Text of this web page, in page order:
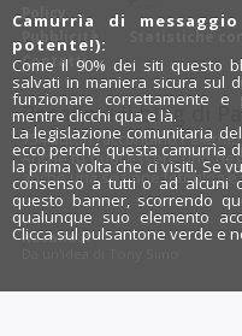
Policy
Pubblicità
Contatti
Statistiche
Rosalio è il blog di
754 autoriraccontano
Anche tu puoi essere uno
anche una sezionefotobloge
Rosalio.it
Camurrìa di
potente!):
Come il 90% dei siti questo
salvati in maniera sicura sul
funzionare correttamente
mentre clicchi qua e là.
La legislazione comunitaria
ecco perché questa camurrìa
la prima volta che ci visiti. Se
consenso a tutti o ad alcuni
questo banner, scorrendo
qualunque suo elemento
Clicca sul pulsantone verde e